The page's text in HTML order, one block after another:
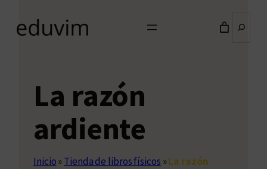
La razón
ardiente
Inicio»Tienda de libros físicos »La razón